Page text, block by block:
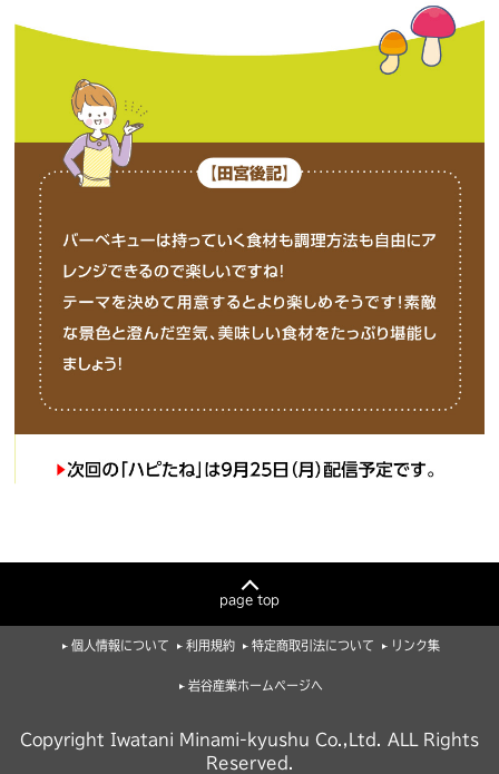
page top
個人情報について 利用規約 特定商取引法について リンク集
岩谷産業ホームページへ
Copyright Iwatani Minami-kyushu Co.,Ltd. ALL Rights
Reserved.